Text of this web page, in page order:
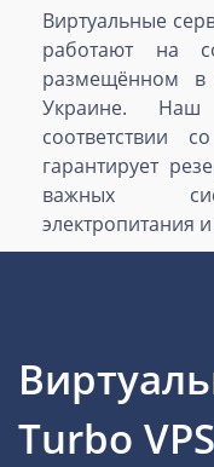
Виртуальные
работают на
размещённом в
Украине. Наш
соответствии
гарантирует
важных
электропитания
Turbo VPS